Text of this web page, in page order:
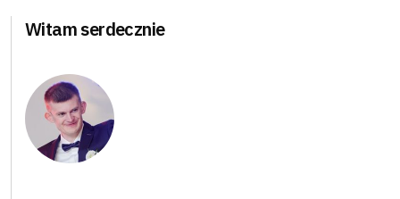
Witam serdecznie